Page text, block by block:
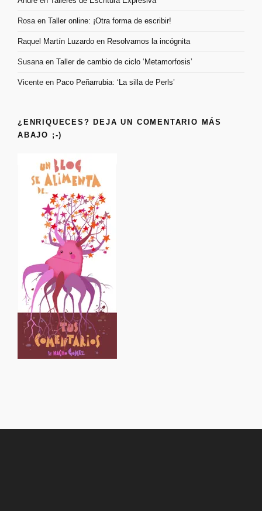
Rosaen Taller online: ¡Otra forma de escribir!
Raquel Martín Luzardo en Resolvamos la incógnita
Susanaen Taller de cambio de ciclo ‘Metamorfosis’
Vicente en Paco Peñarrubia: ‘La silla de Perls’
¿ENRIQUECES? DEJA UN COMENTARIO MÁS
ABAJO ;-)